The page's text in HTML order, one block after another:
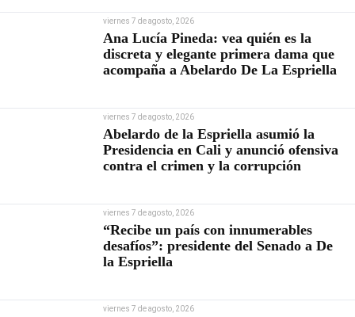
viernes 7 de agosto, 2026
Ana Lucía Pineda: vea quién es la
discreta y elegante primera dama que
acompaña a Abelardo De La Espriella
viernes 7 de agosto, 2026
Abelardo de la Espriella asumió la
Presidencia en Cali y anunció ofensiva
contra el crimen y la corrupción
viernes 7 de agosto, 2026
“Recibe un país con innumerables
desafíos”: presidente del Senado a De
la Espriella
viernes 7 de agosto, 2026